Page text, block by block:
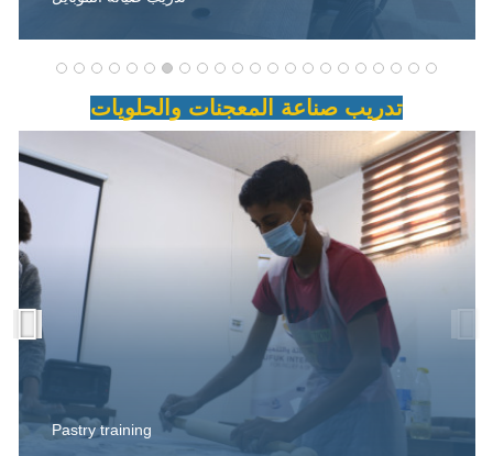
تدريب صناعة المعجنات والحلويات
Pastry training